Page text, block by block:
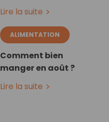
Lire la suite
ALIMENTATION
Comment bien
manger en août ?
Lire la suite